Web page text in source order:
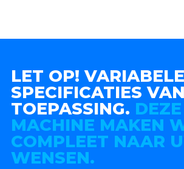
LET OP! VARIABELE
SPECIFICATIES VAN
TOEPASSING. DEZE
MACHINE MAKEN
COMPLEET NAAR
WENSEN.